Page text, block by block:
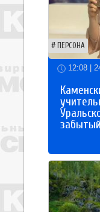
ПЕРСОНА
12:08 |